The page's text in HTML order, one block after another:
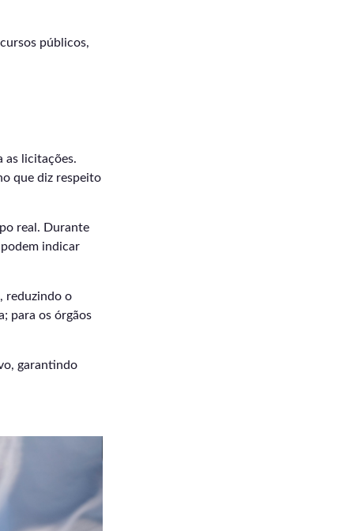
públicos,
as licitações.
que diz respeito
real. Durante
indicar
reduzindo o
para os órgãos
garantindo